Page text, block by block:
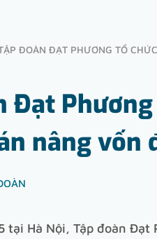
ĐOÀN ĐẠT PHƯƠNG TỔ
Đạt
nâng vốn
tại Hà Nội, Tập đoàn